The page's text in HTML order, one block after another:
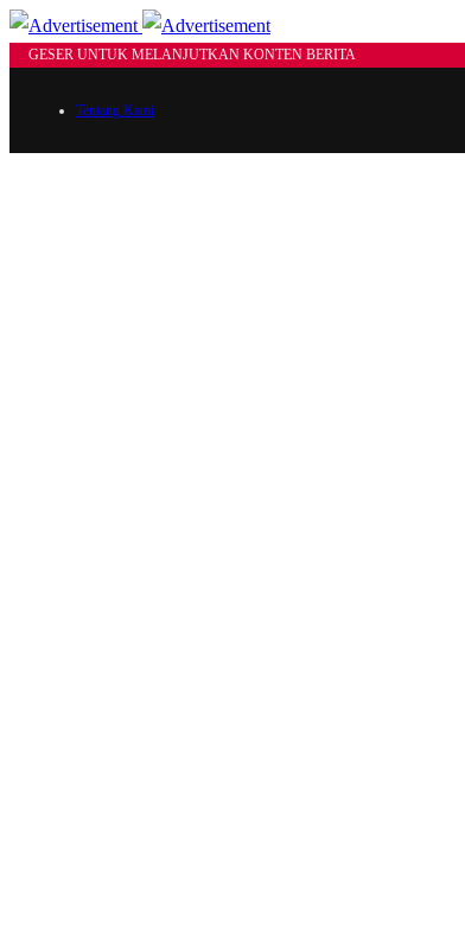
GESER UNTUK MELANJUTKAN KONTEN BERITA
Tentang Kami